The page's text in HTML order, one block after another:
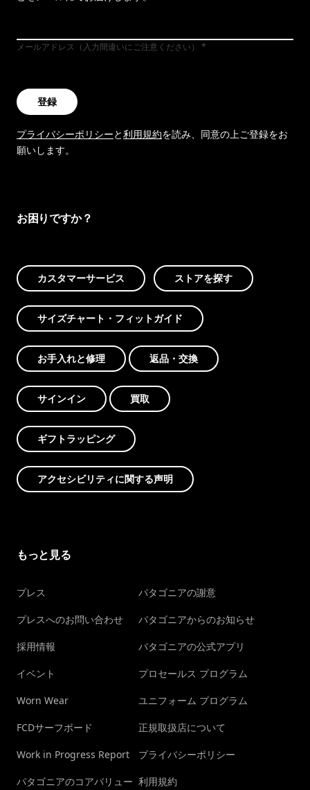
メールアドレス（入力間違いにご注意ください）
登録
プライバシーポリシーと利用規約を読み、同意の上ご登録をお
願いします。
お困りですか？
カスタマーサービス ストアを探す
サイズチャート・フィットガイド
お手入れと修理 返品・交換
サインイン 買取
ギフトラッピング
アクセシビリティに関する声明
もっと見る
プレス
プレスへのお問い合わせ
採用情報
イベント
Worn Wear
FCDサーフボード
Work in Progress Report
パタゴニアのコアバリュー
パタゴニアの謝意
パタゴニアからのお知らせ
パタゴニアの公式アプリ
プロセールス プログラム
ユニフォーム プログラム
正規取扱店について
プライバシーポリシー
利用規約